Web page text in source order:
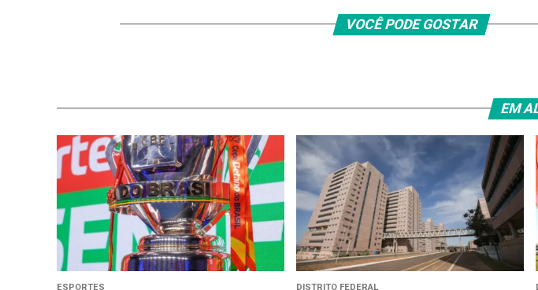
VOCÊ PODE GOSTAR
EM
ESPORTES DISTRITO FEDERAL